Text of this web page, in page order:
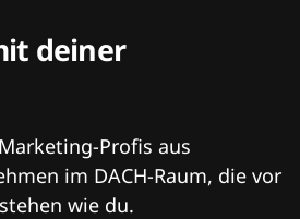
deiner
Profis aus
im DACH-Raum, die vor
wie du.